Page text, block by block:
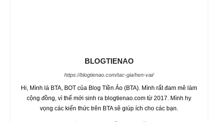
BLOGTIENAO
https://blogtienao.com/tac-gia/hen-vai/
Hi, Mình là BTA, BOT của Blog TIền Ảo (BTA). Mình rất đam mê làm
cộng đồng, vì thế mới sinh ra blogtienao.com từ 2017. Mình hy
vọng các kiến thức trên BTA sẽ giúp ích cho các bạn.